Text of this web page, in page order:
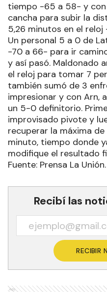
tiempo -65 a 58- y con
cancha para subir la
5,26 minutos en el reloj
Un personal 5 a 0 de
-70 a 66- para ir
y así pasó. Maldonado
el reloj para tomar 7
también sumó de 3
impresionar y con Arn,
un 5-0 definitorio.
improvisado pivote y
recuperar la máxima
minuto, tiempo donde
modifique el resultado
Fuente: Prensa La Unión.
Recibí las
RECIBIR
Ads